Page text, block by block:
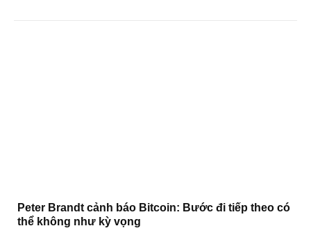
Peter Brandt cảnh báo Bitcoin: Bước đi tiếp theo có
thể không như kỳ vọng